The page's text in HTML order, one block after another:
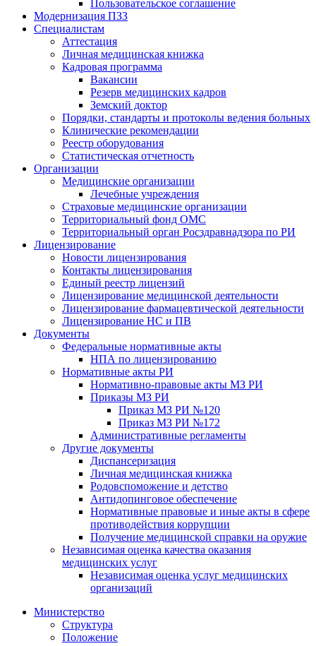
Пользовательское соглашение
Модернизация ПЗЗ
Специалистам
Аттестация
Личная медицинская книжка
Кадровая программа
Вакансии
Резерв медицинских кадров
Земский доктор
Порядки, стандарты и протоколы ведения больных
Клинические рекомендации
Реестр оборудования
Статистическая отчетность
Организации
Медицинские организации
Лечебные учреждения
Страховые медицинские организации
Территориальный фонд ОМС
Территориальный орган Росздравнадзора по РИ
Лицензирование
Новости лицензирования
Контакты лицензирования
Единый реестр лицензий
Лицензирование медицинской деятельности
Лицензирование фармацевтической деятельности
Лицензирование НС и ПВ
Документы
Федеральные нормативные акты
НПА по лицензированию
Нормативные акты РИ
Нормативно-правовые акты МЗ РИ
Приказы МЗ РИ
Приказ МЗ РИ №120
Приказ МЗ РИ №172
Административные регламенты
Другие документы
Диспансеризация
Личная медицинская книжка
Родовспоможение и детство
Антидопинговое обеспечение
Нормативные правовые и иные акты в сфере
противодействия коррупции
Получение медицинской справки на оружие
Независимая оценка качества оказания
медицинских услуг
Независимая оценка услуг медицинскиx
организаций
Министерство
Структура
Положение